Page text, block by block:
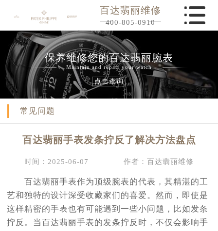
百达翡丽维修
400-805-0910
保养维修您的百达翡丽腕表
Maintain and repair your watch
点击查询
常见问题
百达翡丽手表发条拧反了解决方法盘点
时间：2025-06-07 作者：百达翡丽维修
百达翡丽手表作为顶级腕表的代表，其精湛的工
艺和独特的设计深受收藏家们的喜爱。然而，即使是
这样精密的手表也有可能遇到一些小问题，比如发条
拧反。当百达翡丽手表的发条拧反时，不仅会影响手